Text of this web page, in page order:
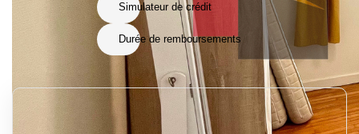
Simulateur de crédit
Durée de remboursements